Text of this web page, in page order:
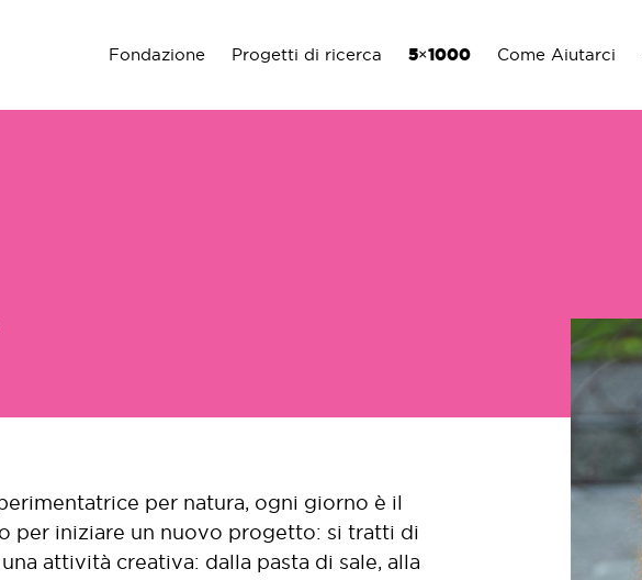
Fondazione Progetti di ricerca 5×1000 Come Aiutarci
per natura, ogni giorno è il
per iniziare un nuovo progetto: si tratti di
attività creativa: dalla pasta di sale, alla